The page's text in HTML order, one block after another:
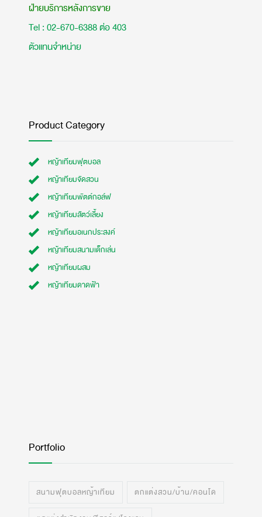
ฝ่ายบริการหลังการขาย
Tel : 02-670-6388 ต่อ 403
ตัวแทนจำหน่าย
Product Category
หญ้าเทียมฟุตบอล
หญ้าเทียมจัดสวน
หญ้าเทียมพัตต์กอล์ฟ
หญ้าเทียมสัตว์เลี้ยง
หญ้าเทียมอเนกประสงค์
หญ้าเทียมสนามเด็กเล่น
หญ้าเทียมผสม
หญ้าเทียมดาดฟ้า
Portfolio
สนามฟุตบอลหญ้าเทียม ตกแต่งสวน/บ้าน/คอนโด